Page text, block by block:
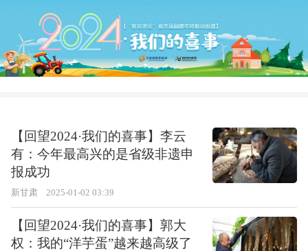
【回望2024·我们的喜事】李云
有：今年最高兴的是省级非遗申
报成功
新甘肃 2025-01-02 03:39
【回望2024·我们的喜事】郭大
权：我的“洋芋蛋”越来越高级了